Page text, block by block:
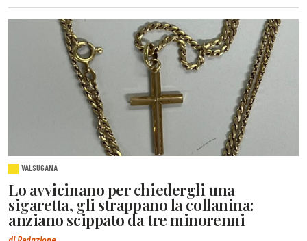
VALSUGANA
Lo avvicinano per chiedergli una
sigaretta, gli strappano la collanina:
anziano scippato da tre minorenni